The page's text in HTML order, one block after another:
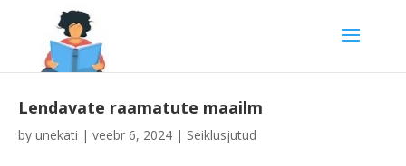
Lendavate raamatute maailm
by unekati | veebr 6, 2024 | Seiklusjutud